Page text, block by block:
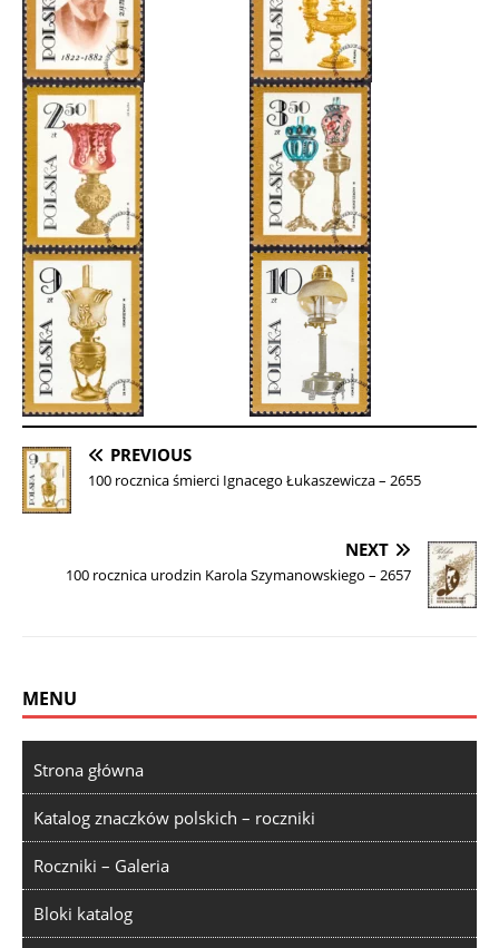
PREVIOUS
100 rocznica śmierci Ignacego Łukaszewicza – 2655
NEXT
100 rocznica urodzin Karola Szymanowskiego – 2657
MENU
Strona główna
Katalog znaczków polskich – roczniki
Roczniki – Galeria
Bloki katalog